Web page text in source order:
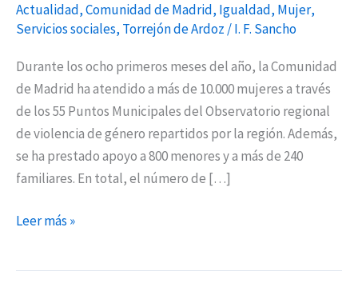
Actualidad,Comunidad de Madrid, Igualdad, Mujer,
Servicios sociales, Torrejón de Ardoz /I. F. Sancho
Durante los ocho primeros meses del año, la Comunidad
de Madrid ha atendido a más de 10.000 mujeres a través
de los 55 Puntos Municipales del Observatorio regional
de violencia de género repartidos por la región. Además,
se ha prestado apoyo a 800 menores y a más de 240
familiares. En total, el número de […]
Leer más »